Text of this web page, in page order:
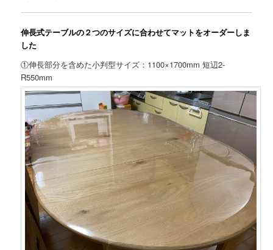
伸長式テーブルの２つのサイズに合わせてマットをオーダーしま
した
①伸長部分を含めた小判型サイズ：1100×1700mm 短辺2-
R550mm